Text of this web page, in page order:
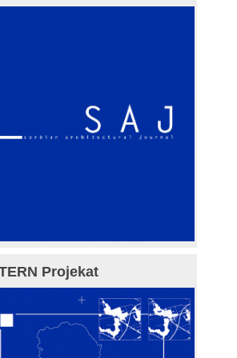
Projekat